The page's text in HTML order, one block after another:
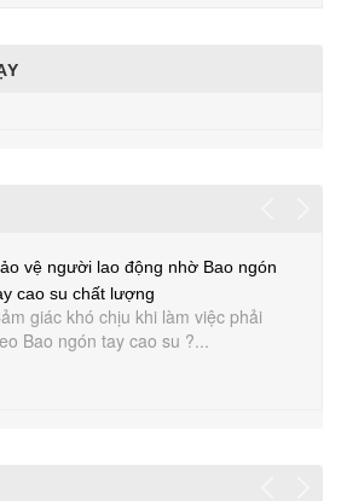
vệ người lao động nhờ Bao ngón
cao su chất lượng
giác khó chịu khi làm việc phải
Bao ngón tay cao su ?...